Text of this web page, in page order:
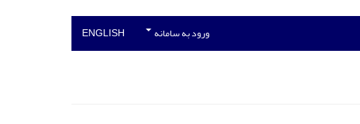
ورود به سامانه ENGLISH